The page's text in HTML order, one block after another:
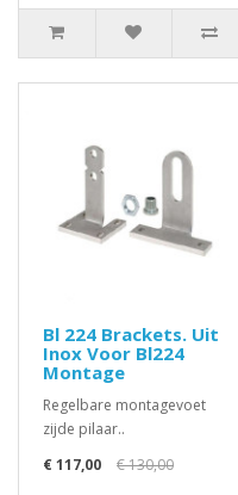
Bl 224 Brackets. Uit
Inox Voor Bl224
Montage
Regelbare montagevoet
zijde pilaar..
€ 117,00
€ 130,00